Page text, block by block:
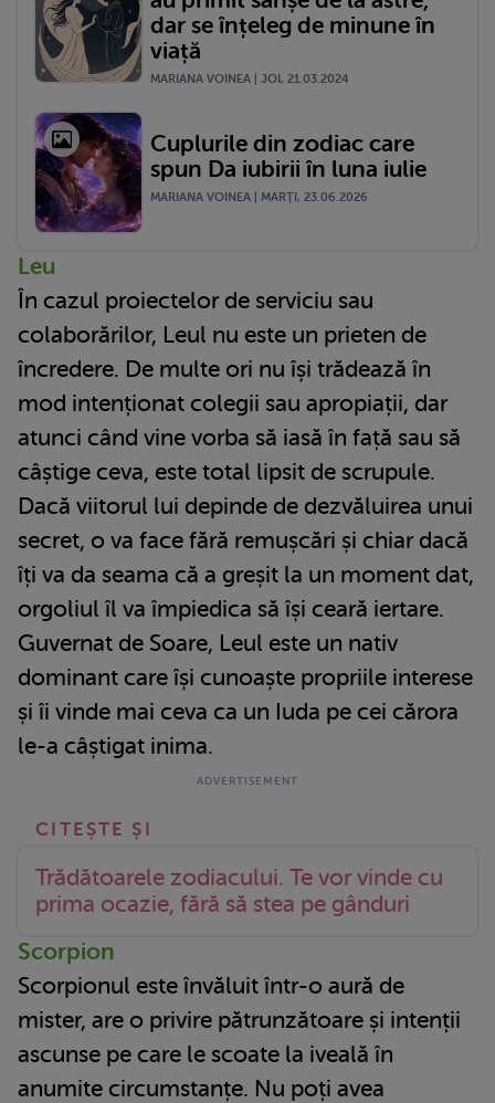
dar se înțeleg de minune în
viață
MARIANA VOINEA | JOI, 21.03.2024
Cuplurile din zodiac care
spun Da iubirii în luna iulie
MARIANA VOINEA | MARŢI, 23.06.2026
Leu
În cazul proiectelor de serviciu sau
colaborărilor, Leul nu este un prieten de
încredere. De multe ori nu își trădează în
mod intenționat colegii sau apropiații, dar
atunci când vine vorba să iasă în față sau să
câștige ceva, este total lipsit de scrupule.
Dacă viitorul lui depinde de dezvăluirea unui
secret, o va face fără remușcări și chiar dacă
îți va da seama că a greșit la un moment dat,
orgoliul îl va împiedica să își ceară iertare.
Guvernat de Soare, Leul este un nativ
dominant care își cunoaște propriile interese
și îi vinde mai ceva ca un Iuda pe cei cărora
le-a câștigat inima.
Trădătoarele zodiacului. Te vor vinde cu
prima ocazie, fără să stea pe gânduri
Scorpion
Scorpionul este învăluit într-o aură de
mister, are o privire pătrunzătoare și intenții
ascunse pe care le scoate la iveală în
anumite circumstanțe. Nu poți avea